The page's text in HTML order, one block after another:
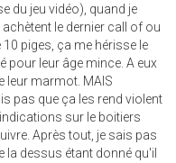
du jeu vidéo), quand je
le dernier call of ou
10 piges, ça me hérisse le
pour leur âge mince. A eux
leur marmot. MAIS
pas que ça les rend violent
sur le boitiers
Après tout, je sais pas
la dessus étant donné qu'il